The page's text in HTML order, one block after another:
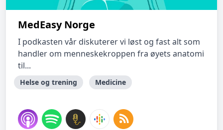
MedEasy Norge
I podkasten vår diskuterer vi løst og fast alt som
handler om menneskekroppen fra øyets anatomi
til...
Helse og trening Medicine